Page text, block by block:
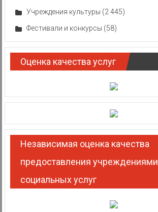
Учреждения культуры (2 445)
Фестивали и конкурсы (58)
Оценка качества услуг
Независимая оценка качества
предоставления учреждениями
социальных услуг